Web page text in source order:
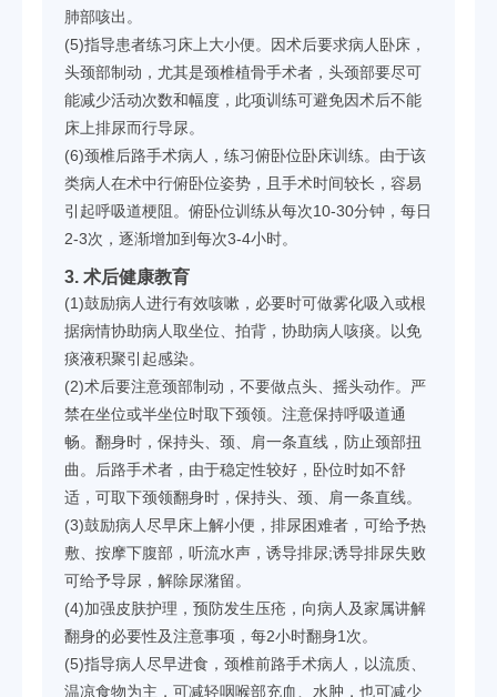
肺部咳出。
(5)指导患者练习床上大小便。因术后要求病人卧床，
头颈部制动，尤其是颈椎植骨手术者，头颈部要尽可
能减少活动次数和幅度，此项训练可避免因术后不能
床上排尿而行导尿。
(6)颈椎后路手术病人，练习俯卧位卧床训练。由于该
类病人在术中行俯卧位姿势，且手术时间较长，容易
引起呼吸道梗阻。俯卧位训练从每次10-30分钟，每日
2-3次，逐渐增加到每次3-4小时。
3. 术后健康教育
(1)鼓励病人进行有效咳嗽，必要时可做雾化吸入或根
据病情协助病人取坐位、拍背，协助病人咳痰。以免
痰液积聚引起感染。
(2)术后要注意颈部制动，不要做点头、摇头动作。严
禁在坐位或半坐位时取下颈领。注意保持呼吸道通
畅。翻身时，保持头、颈、肩一条直线，防止颈部扭
曲。后路手术者，由于稳定性较好，卧位时如不舒
适，可取下颈领翻身时，保持头、颈、肩一条直线。
(3)鼓励病人尽早床上解小便，排尿困难者，可给予热
敷、按摩下腹部，听流水声，诱导排尿;诱导排尿失败
可给予导尿，解除尿潴留。
(4)加强皮肤护理，预防发生压疮，向病人及家属讲解
翻身的必要性及注意事项，每2小时翻身1次。
(5)指导病人尽早进食，颈椎前路手术病人，以流质、
温凉食物为主，可减轻咽喉部充血、水肿，也可减少